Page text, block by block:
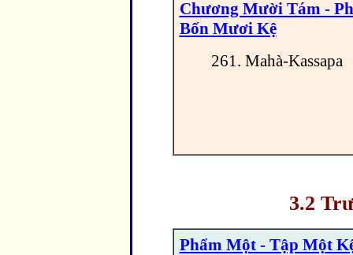
Chương Mười Tám -
Bốn Mươi Kệ
261. Mahà-Kassapa
3.2
Phẩm Một - Tập Một